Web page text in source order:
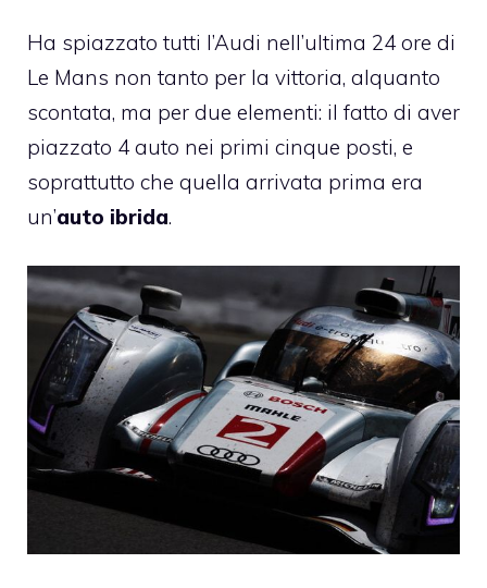
Ha spiazzato tutti l’Audi nell’ultima 24 ore di
Le Mans non tanto per la vittoria, alquanto
scontata, ma per due elementi: il fatto di aver
piazzato 4 auto nei primi cinque posti, e
soprattutto che quella arrivata prima era
un’auto ibrida.